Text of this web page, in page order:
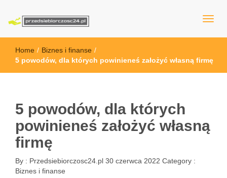
przedsiebiorczosc24.pl
Home / Biznes i finanse /
5 powodów, dla których powinieneś założyć własną firmę
5 powodów, dla których
powinieneś założyć własną
firmę
By : Przedsiebiorczosc24.pl 30 czerwca 2022 Category :
Biznes i finanse